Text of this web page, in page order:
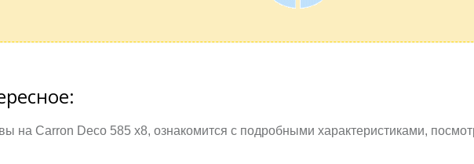
на Carron Deco 585 x8, ознакомится с подробными характеристиками,